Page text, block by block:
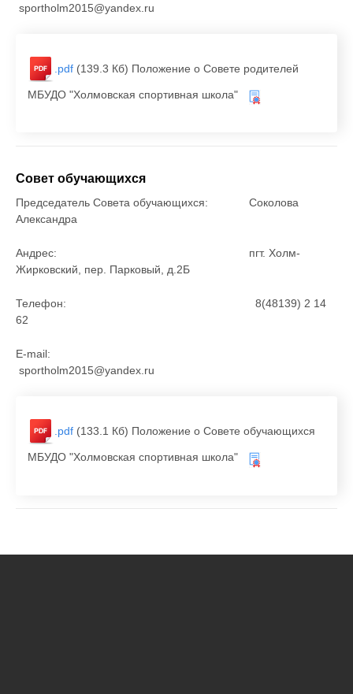
sportholm2015@yandex.ru
.pdf (139.3 Кб) Положение о Совете родителей
МБУДО "Холмовская спортивная школа"
Совет обучающихся
Председатель Совета обучающихся: Соколова
Александра
Андрес: пгт. Холм-
Жирковский, пер. Парковый, д.2Б
Телефон: 8(48139) 2 14
62
E-mail:
sportholm2015@yandex.ru
.pdf (133.1 Кб) Положение о Совете обучающихся
МБУДО "Холмовская спортивная школа"